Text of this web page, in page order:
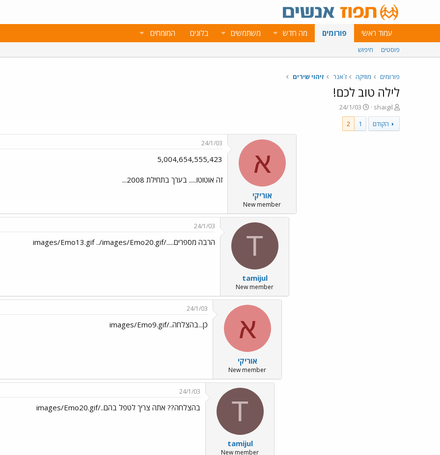
עמוד ראשי פורומים מה חדש משתמשים בלוגים המומחים
פוסטים חיפוש
פורומים מוזיקה ז`אנר זיהוי שירים
לילה טוב לכם!
פ
ו
ת
ח
shaigil
פ
ו
ר
ס
24/1/03
הקודם
1
2
א
אוריקי
New member
24/1/03
5,004,654,555,423
זה אוטוטו..... בערך בתחילת 2008...
T
tamijul
New member
24/1/03
הרבה מספרים...../images/Emo13.gif ../images/Emo20.gif
א
אוריקי
New member
24/1/03
כן...בהצלחה../images/Emo9.gif
T
tamijul
New member
24/1/03
בהצלחה?? אתה צריך לטפל בהם../images/Emo20.gif